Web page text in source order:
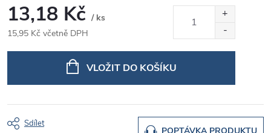
13,18 Kč / ks
15,95 Kč včetně DPH
VLOŽIT DO KOŠÍKU
POPTÁVKA PRODUKTU
Sdílet